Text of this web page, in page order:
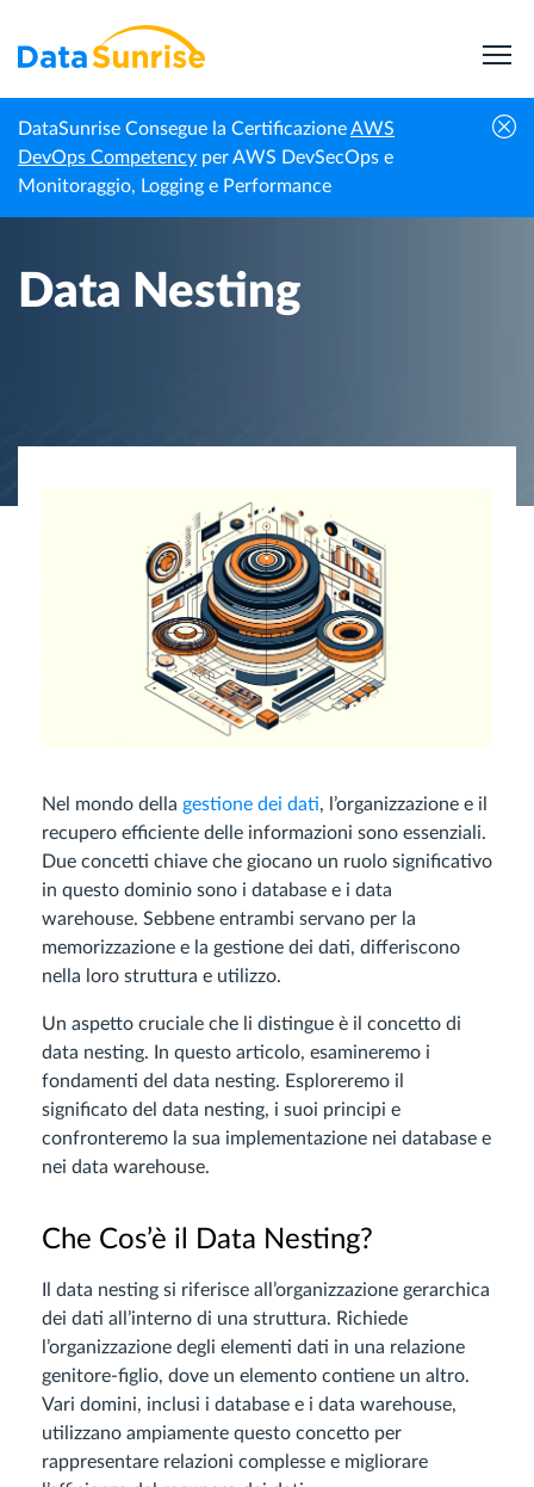
DataSunrise Consegue la CertificazioneAWS
DevOps Competency per AWS DevSecOps e
Monitoraggio, Logging e Performance
Homepage Centro di Conoscenza Data Nesting
Data Nesting
Nel mondo della gestione dei dati, l’organizzazione e il
recupero efficiente delle informazioni sono essenziali.
Due concetti chiave che giocano un ruolo significativo
in questo dominio sono i database e i data
warehouse. Sebbene entrambi servano per la
memorizzazione e la gestione dei dati, differiscono
nella loro struttura e utilizzo.
Un aspetto cruciale che li distingue è il concetto di
data nesting. In questo articolo, esamineremo i
fondamenti del data nesting. Esploreremo il
significato del data nesting, i suoi principi e
confronteremo la sua implementazione nei database e
nei data warehouse.
Che Cos’è il Data Nesting?
Il data nesting si riferisce all’organizzazione gerarchica
dei dati all’interno di una struttura. Richiede
l’organizzazione degli elementi dati in una relazione
genitore-figlio, dove un elemento contiene un altro.
Vari domini, inclusi i database e i data warehouse,
utilizzano ampiamente questo concetto per
rappresentare relazioni complesse e migliorare